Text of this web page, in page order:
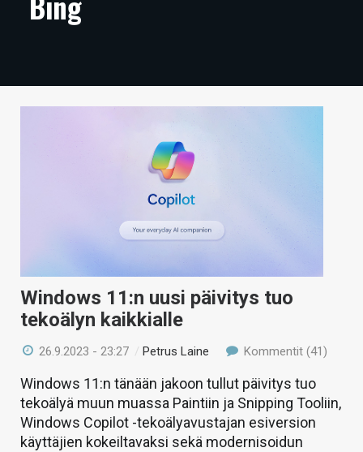
ARTIKKELIT
TECHBBS
TIETOA
HAKU
Windows 11:n uusi päivitys tuo
tekoälyn kaikkialle
26.9.2023 - 23:27 /Petrus Laine Kommentit (41)
Windows 11:n tänään jakoon tullut päivitys tuo
tekoälyä muun muassa Paintiin ja Snipping Tooliin,
Windows Copilot -tekoälyavustajan esiversion
käyttäjien kokeiltavaksi sekä modernisoidun